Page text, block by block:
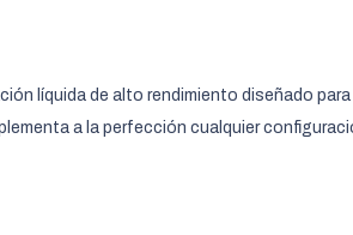
líquida de alto rendimiento diseñado
a la perfección cualquier